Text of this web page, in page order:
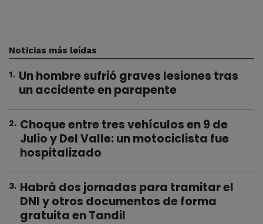
Noticias más leídas
1. Un hombre sufrió graves lesiones tras
un accidente en parapente
2. Choque entre tres vehículos en 9 de
Julio y Del Valle: un motociclista fue
hospitalizado
3. Habrá dos jornadas para tramitar el
DNI y otros documentos de forma
gratuita en Tandil